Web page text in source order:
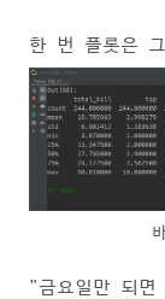
한 번 플롯은
"금요일만 되